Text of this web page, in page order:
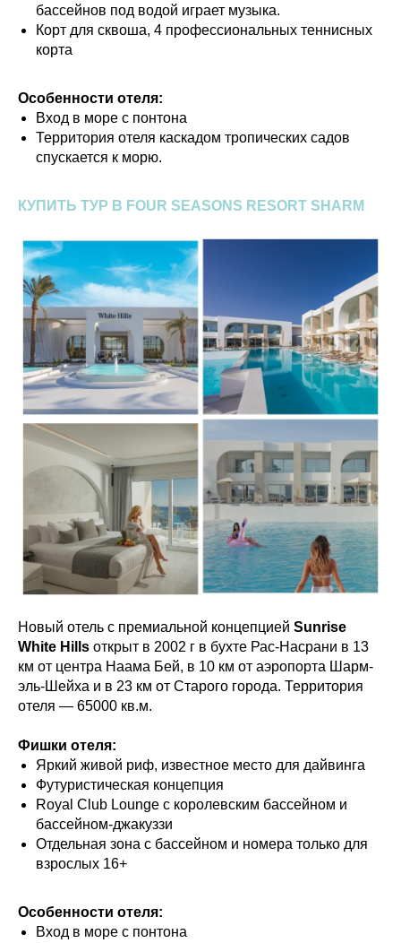
бассейнов под водой играет музыка.
Корт для сквоша, 4 профессиональных теннисных
корта
Особенности отеля:
Вход в море с понтона
Территория отеля каскадом тропических садов
спускается к морю.
КУПИТЬ ТУР В FOUR SEASONS RESORT SHARM
Новый отель с премиальной концепцией Sunrise
White Hills открыт в 2002 г в бухте Рас-Насрани в 13
км от центра Наама Бей, в 10 км от аэропорта Шарм-
эль-Шейха и в 23 км от Старого города. Территория
отеля — 65000 кв.м.
Фишки отеля:
Яркий живой риф, известное место для дайвинга
Футуристическая концепция
Royal Club Lounge с королевским бассейном и
бассейном-джакуззи
Отдельная зона с бассейном и номера только для
взрослых 16+
Особенности отеля:
Вход в море с понтона